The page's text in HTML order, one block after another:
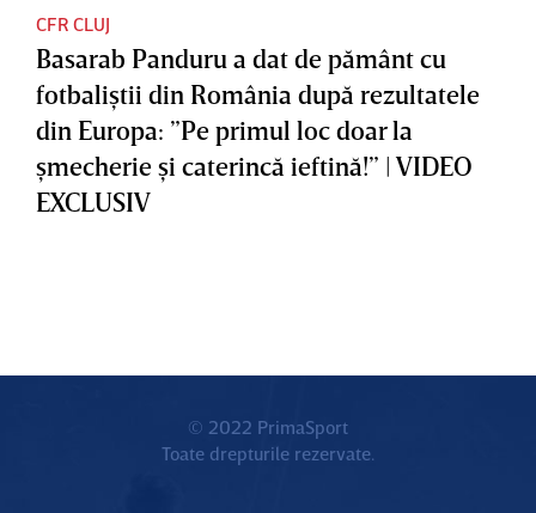
CFR CLUJ
Basarab Panduru a dat de pământ cu
fotbaliştii din România după rezultatele
din Europa: ”Pe primul loc doar la
şmecherie şi caterincă ieftină!” | VIDEO
EXCLUSIV
© 2022 PrimaSport
Toate drepturile rezervate.